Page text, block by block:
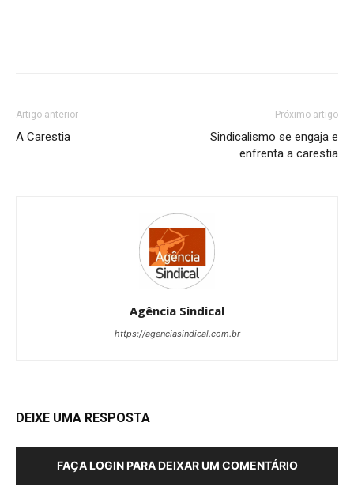
Artigo anterior
A Carestia
Próximo artigo
Sindicalismo se engaja e
enfrenta a carestia
Agência Sindical
https://agenciasindical.com.br
DEIXE UMA RESPOSTA
FAÇA LOGIN PARA DEIXAR UM COMENTÁRIO